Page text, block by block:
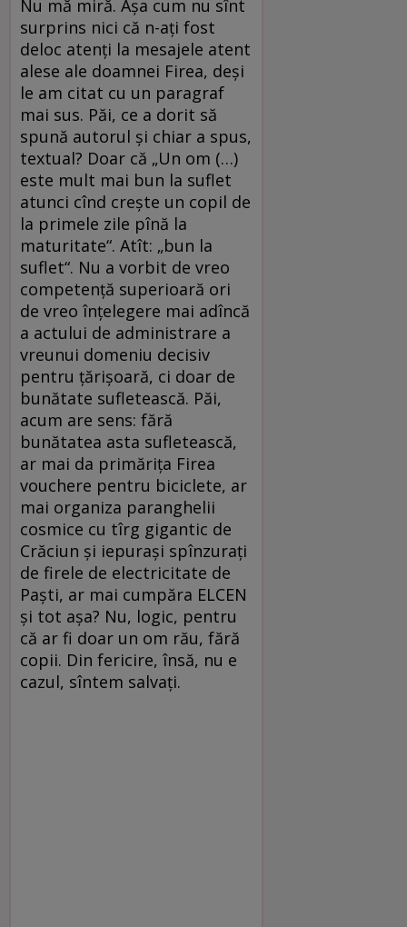
Nu mă miră. Așa cum nu sînt
surprins nici că n-ați fost
deloc atenți la mesajele atent
alese ale doamnei Firea, deși
le am citat cu un paragraf
mai sus. Păi, ce a dorit să
spună autorul și chiar a spus,
textual? Doar că „Un om (…)
este mult mai bun la suflet
atunci cînd creşte un copil de
la primele zile pînă la
maturitate“. Atît: „bun la
suflet“. Nu a vorbit de vreo
competență superioară ori
de vreo înțelegere mai adîncă
a actului de administrare a
vreunui domeniu decisiv
pentru țărișoară, ci doar de
bunătate sufletească. Păi,
acum are sens: fără
bunătatea asta sufletească,
ar mai da primărița Firea
vouchere pentru biciclete, ar
mai organiza paranghelii
cosmice cu tîrg gigantic de
Crăciun și iepurași spînzurați
de firele de electricitate de
Paști, ar mai cumpăra ELCEN
și tot așa? Nu, logic, pentru
că ar fi doar un om rău, fără
copii. Din fericire, însă, nu e
cazul, sîntem salvați.